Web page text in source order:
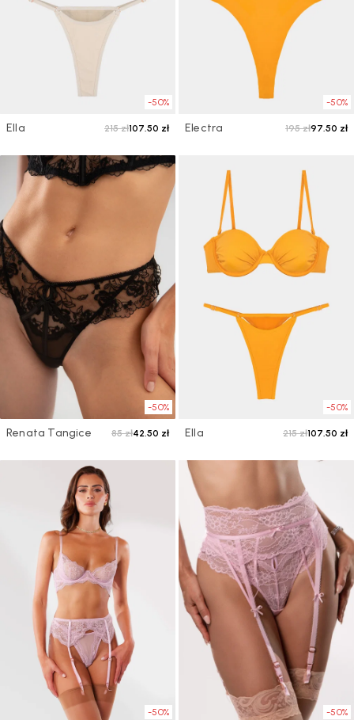
-50%
Ella 215 zł107.50 zł
-50%
Electra 195 zł97.50 zł
-50%
Renata Tangice 85 zł42.50 zł
-50%
Ella 215 zł107.50 zł
-50% -50%